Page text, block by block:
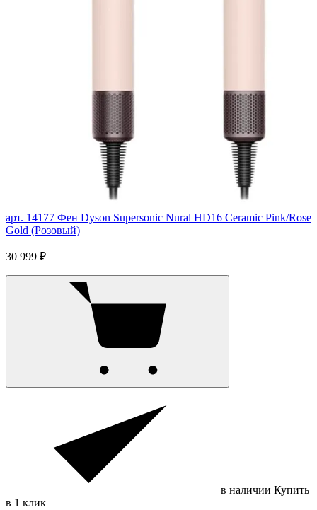
арт. 14177 Фен Dyson Supersonic Nural HD16 Ceramic Pink/Rose
Gold (Розовый)
30 999 ₽
в наличии Купить
в 1 клик